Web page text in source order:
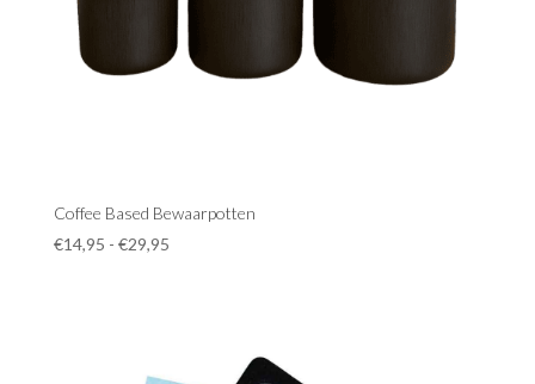
Coffee Based Bewaarpotten
€14,95 - €29,95Prijsklasse: